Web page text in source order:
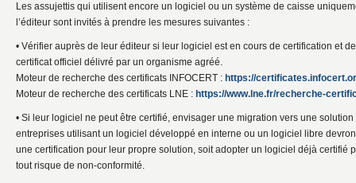
Les assujettis qui utilisent encore un logiciel ou un système de caisse
l’éditeur sont invités à prendre les mesures suivantes :
• Vérifier auprès de leur éditeur si leur logiciel est en cours de certification et
certificat officiel délivré par un organisme agréé.
Moteur de recherche des certificats INFOCERT : https://
Moteur de recherche des certificats LNE : https://www.lne.fr/recherche-
• Si leur logiciel ne peut être certifié, envisager une migration vers une
entreprises utilisant un logiciel développé en interne ou un logiciel libre
une certification pour leur propre solution, soit adopter un logiciel déjà certifié
tout risque de non-conformité.